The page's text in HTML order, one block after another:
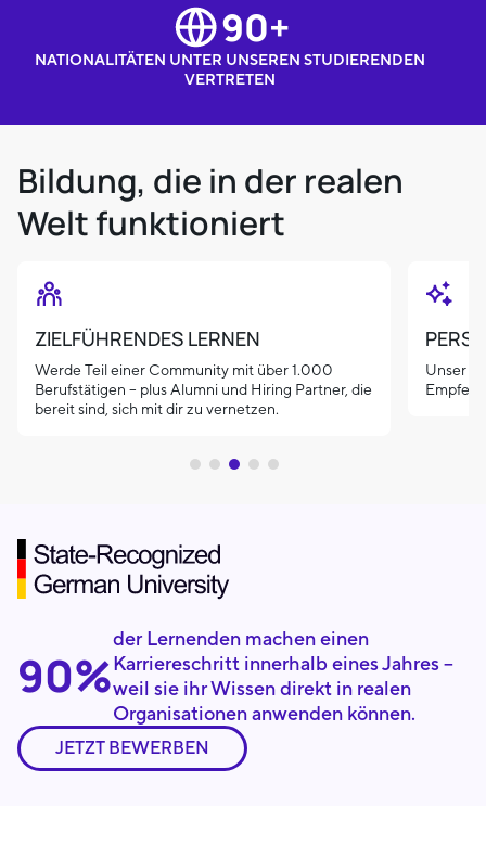
90+
NATIONALITÄTEN UNTER UNSEREN STUDIERENDEN
VERTRETEN
Bildung, die in der realen
Welt funktioniert
ZIELFÜHRENDES LERNEN
Werde Teil einer Community mit über 1.000
Berufstätigen – plus Alumni und Hiring Partner, die
bereit sind, sich mit dir zu vernetzen.
Unser
90%
der Lernenden machen einen
Karriereschritt innerhalb eines Jahres –
weil sie ihr Wissen direkt in realen
Organisationen anwenden können.
JETZT BEWERBEN